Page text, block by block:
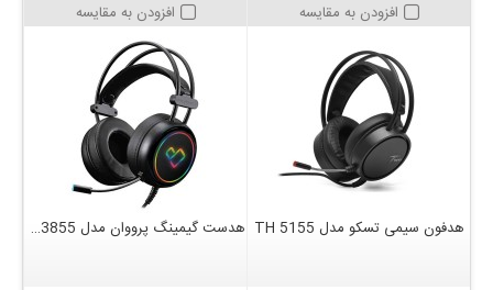
افزودن به مقایسه افزودن به مقایسه
هدفون سیمی تسکو مدل TH 5155 هدست گیمینگ پرووان مدل PHG3855